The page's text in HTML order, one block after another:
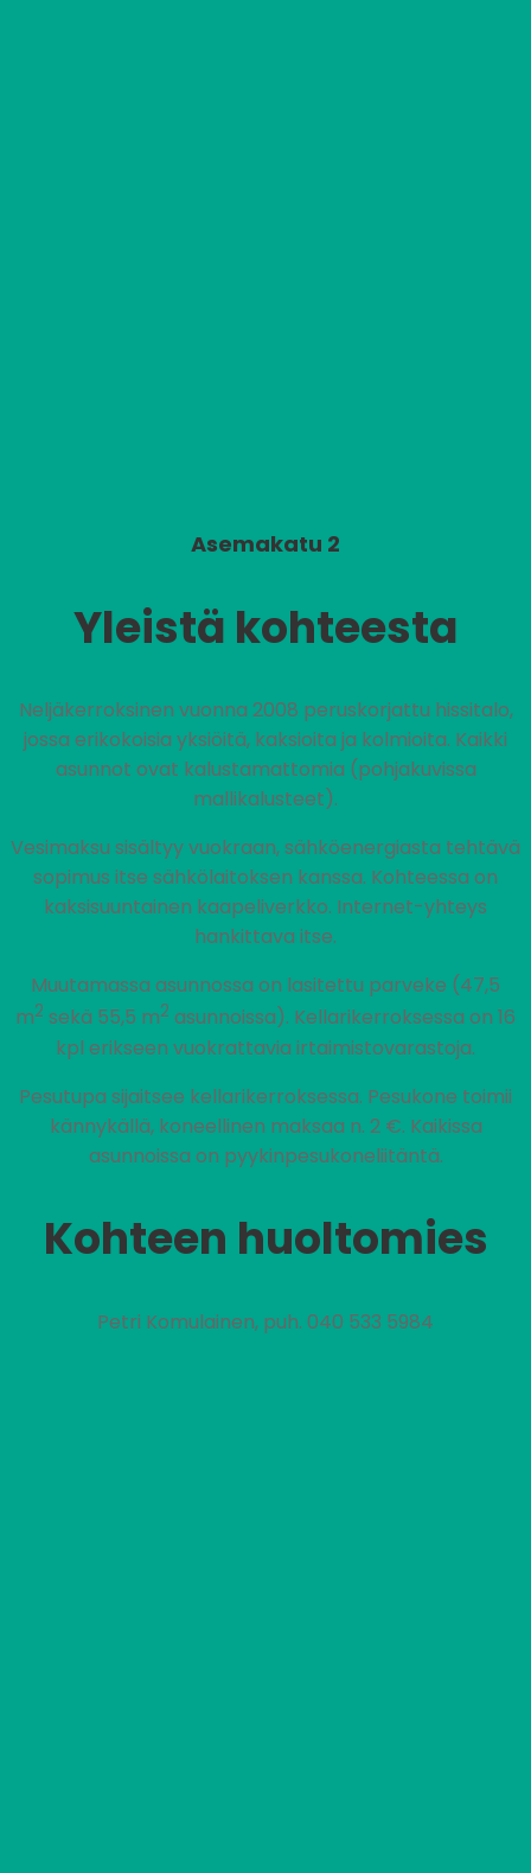
Asemakatu 2
Yleistä kohteesta
Neljäkerroksinen vuonna 2008 peruskorjattu hissitalo,
jossa erikokoisia yksiöitä, kaksioita ja kolmioita. Kaikki
asunnot ovat kalustamattomia (pohjakuvissa
mallikalusteet).
Vesimaksu sisältyy vuokraan, sähköenergiasta tehtävä
sopimus itse sähkölaitoksen kanssa. Kohteessa on
kaksisuuntainen kaapeliverkko. Internet-yhteys
hankittava itse.
Muutamassa asunnossa on lasitettu parveke (47,5
m2 sekä 55,5 m2 asunnoissa). Kellarikerroksessa on 16
kpl erikseen vuokrattavia irtaimistovarastoja.
Pesutupa sijaitsee kellarikerroksessa. Pesukone toimii
kännykällä, koneellinen maksaa n. 2 €. Kaikissa
asunnoissa on pyykinpesukoneliitäntä.
Kohteen huoltomies
Petri Komulainen, puh. 040 533 5984